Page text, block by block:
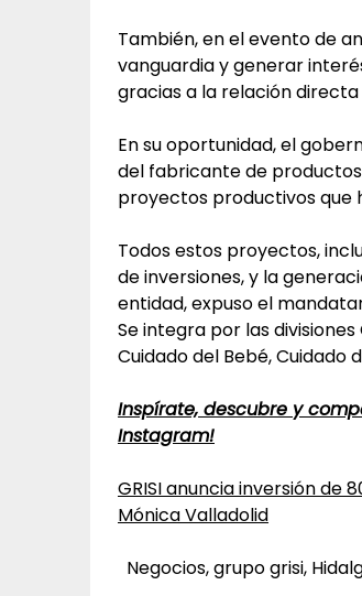
También, en el evento de
vanguardia y generar
gracias a la relación
En su oportunidad, el
del fabricante de productos
proyectos productivos que
Todos estos proyectos,
de inversiones, y la
entidad, expuso el
Se integra por las divisiones
Cuidado del Bebé, Cuidado
Inspírate, descubre y
Instagram!
GRISI anuncia inversión de
Mónica Valladolid
Negocios, grupo grisi,